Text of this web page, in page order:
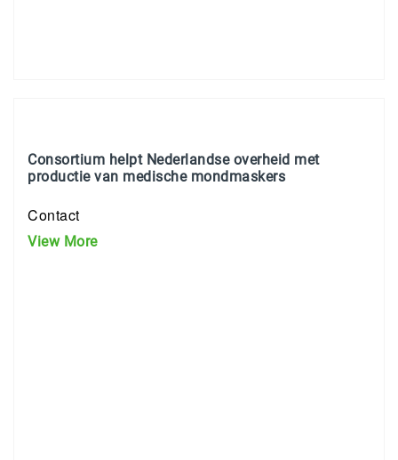
Consortium helpt Nederlandse overheid met
productie van medische mondmaskers
Contact
View More